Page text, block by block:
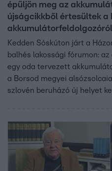
épüljön meg az
újságcikkből értesültek a
akkumulátorfeldolgozóról
Kedden Sóskúton járt a
balhés lakossági fórumon:
egy oda tervezett
a Borsod megyei
szlovén beruházó új helyet
fórumot, és akkora volt a
után rendőrautóban távozott